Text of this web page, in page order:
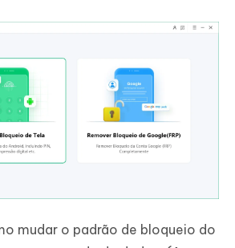
mudar o padrão de bloqueio do